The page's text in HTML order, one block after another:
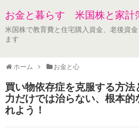
お金と暮らす 米国株と家計
米国株で教育費と住宅購入資金、老後資
ます
ホーム お金と心
買い物依存症を克服する方
力だけでは治らない、根本的
れよう！